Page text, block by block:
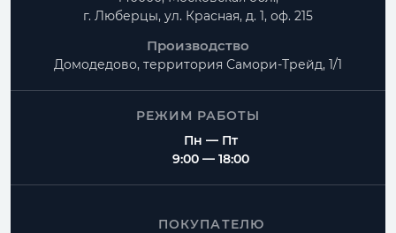
г. Люберцы, ул. Красная, д. 1, оф. 215
Производство
Домодедово, территория Самори-Трейд, 1/1
РЕЖИМ РАБОТЫ
Пн — Пт
9:00 — 18:00
ПОКУПАТЕЛЮ